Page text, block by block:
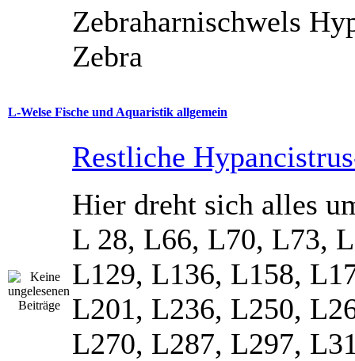
Zebraharnischwels
Zebra
L-Welse Fische und Aquaristik allgemein
Restliche
Hier dreht sich alles
L 28, L66, L70, L73,
L129, L136, L158,
L201, L236, L250,
L270, L287, L297,